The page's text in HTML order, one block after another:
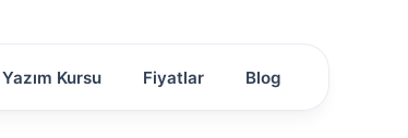
Kursu Fiyatlar Blog